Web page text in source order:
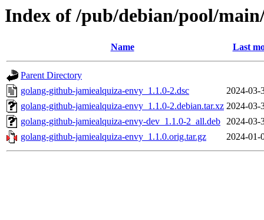
Index of /pub/debian/pool/
Name Last
Parent Directory
golang-github-jamiealquiza-envy_1.1.0-2.dsc
2024-03-
golang-github-jamiealquiza-envy_1.1.0-2.debian.tar.xz 2024-03-
golang-github-jamiealquiza-envy-dev_1.1.0-2_all.deb 2024-03-
golang-github-jamiealquiza-envy_1.1.0.orig.tar.gz
2024-01-